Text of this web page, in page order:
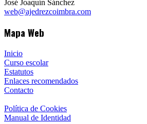
José Joaquín Sánchez
web@ajedrezcoimbra.com
Mapa Web
Inicio
Curso escolar
Estatutos
Enlaces recomendados
Contacto
Política de Cookies
Manual de Identidad